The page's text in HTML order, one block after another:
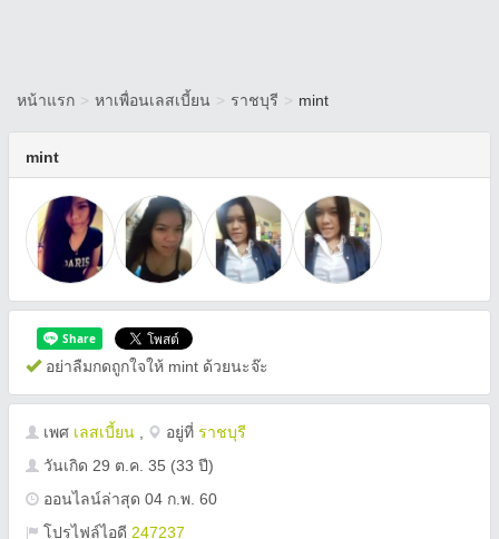
หน้าแรก > หาเพื่อนเลสเบี้ยน > ราชบุรี > mint
mint
อย่าลืมกดถูกใจให้ mint ด้วยนะจ๊ะ
เพศ เลสเบี้ยน อยู่ที่ ราชบุรี
วันเกิด 29 ต.ค. 35 (33 ปี)
ออนไลน์ล่าสุด 04 ก.พ. 60
โปรไฟล์ไอดี 247237